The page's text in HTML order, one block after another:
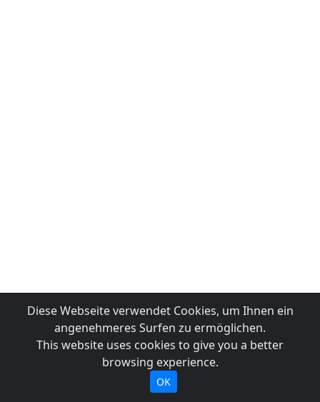
Diese Webseite verwendet Cookies, um Ihnen ein
angenehmeres Surfen zu ermöglichen.
This website uses cookies to give you a better
browsing experience.
OK